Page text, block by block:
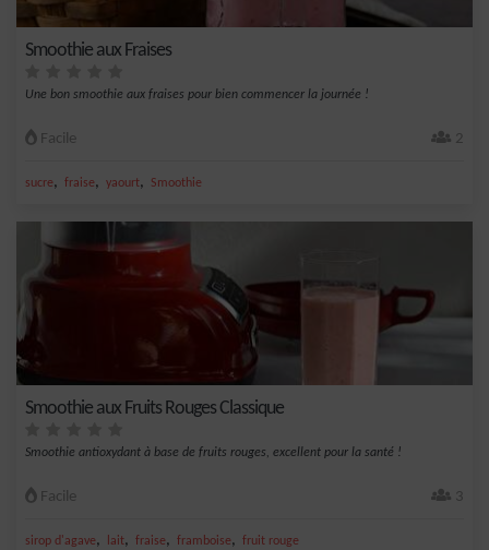
Smoothie aux Fraises
Une bon smoothie aux fraises pour bien commencer la journée !
Facile 2
sucre, fraise, yaourt, Smoothie
Smoothie aux Fruits Rouges Classique
Smoothie antioxydant à base de fruits rouges, excellent pour la santé !
Facile 3
sirop d'agave, lait, fraise, framboise, fruit rouge